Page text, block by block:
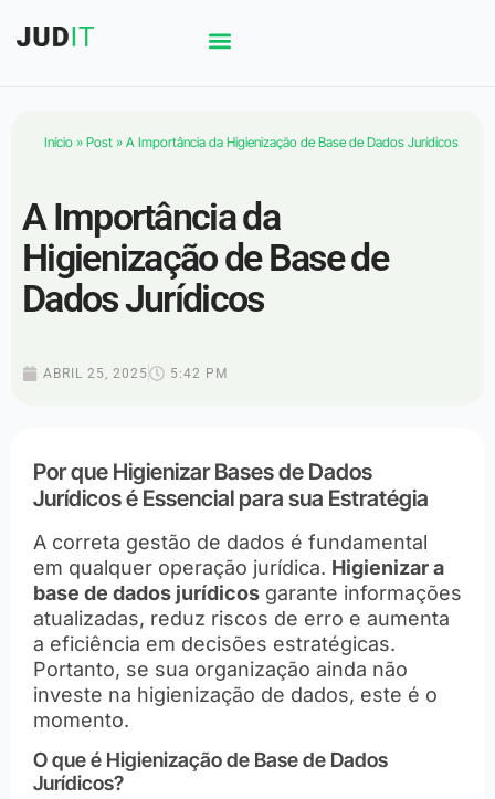
Início » Post » A Importância da Higienização de Base de Dados Jurídicos
A Importância da
Higienização de Base de
Dados Jurídicos
ABRIL 25, 2025 5:42 PM
Por que Higienizar Bases de Dados
Jurídicos é Essencial para sua Estratégia
A correta gestão de dados é fundamental
em qualquer operação jurídica. Higienizar a
base de dados jurídicos garante informações
atualizadas, reduz riscos de erro e aumenta
a eficiência em decisões estratégicas.
Portanto, se sua organização ainda não
investe na higienização de dados, este é o
momento.
O que é Higienização de Base de Dados
Jurídicos?